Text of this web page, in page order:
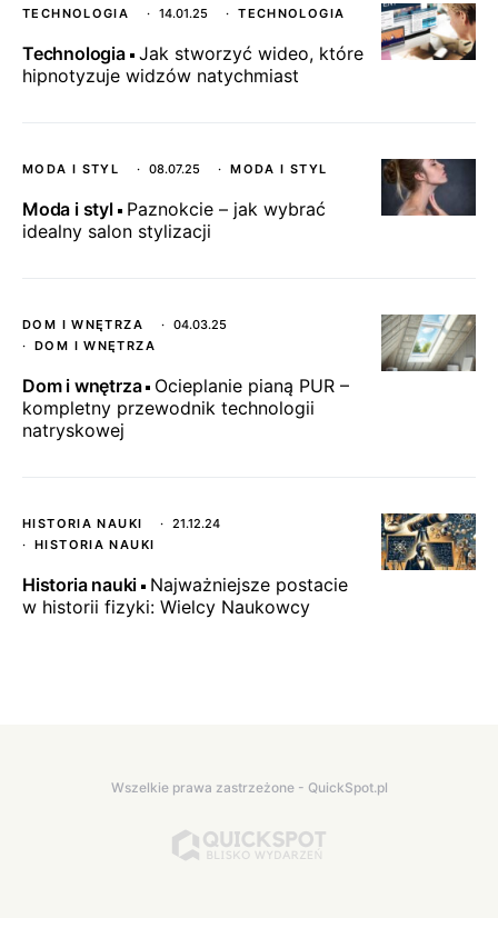
TECHNOLOGIA 14.01.25 TECHNOLOGIA
Technologia
Jak stworzyć wideo, które
hipnotyzuje widzów natychmiast
MODA I STYL 08.07.25 MODA I STYL
Moda i styl
Paznokcie – jak wybrać
idealny salon stylizacji
DOM I WNĘTRZA
04.03.25
DOM I WNĘTRZA
Dom i wnętrza
Ocieplanie pianą PUR –
kompletny przewodnik technologii
natryskowej
HISTORIA NAUKI
21.12.24
HISTORIA NAUKI
Historia nauki
Najważniejsze postacie
w historii fizyki: Wielcy Naukowcy
Wszelkie prawa zastrzeżone - QuickSpot.pl